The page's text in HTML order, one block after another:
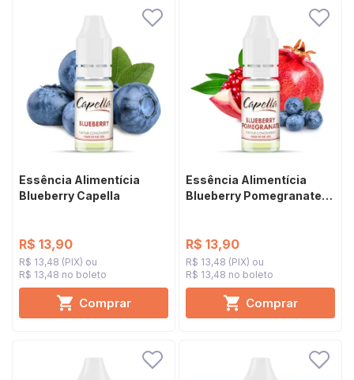
Essência Alimentícia
Blueberry Capella
R$ 13,90
R$ 13,48 (PIX)
R$ 13,48 no boleto
Comprar
Essência Alimentícia
Blueberry Pomegranate
R$ 13,90
R$ 13,48 (PIX)
R$ 13,48 no boleto
Comprar